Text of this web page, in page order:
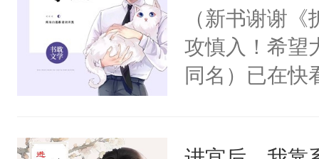
（新书谢谢
攻慎入！希望
同名）已在快